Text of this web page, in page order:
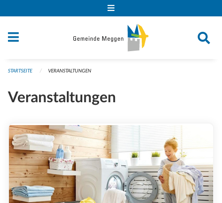
STARTSEITE VERANSTALTUNGEN
Veranstaltungen